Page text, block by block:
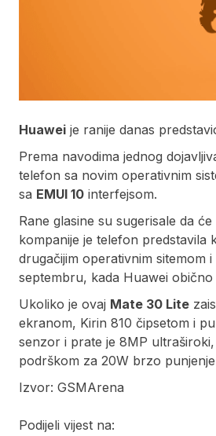
Huawei je ranije danas
Prema navodima jednog
telefon sa novim operativnim
sa EMUI 10 interfejsom.
Rane glasine su sugerisale da
kompanije je telefon predstavila
drugačijim operativnim sitemom
septembru, kada Huawei
Ukoliko je ovaj Mate 30 Lite
ekranom, Kirin 810 čipsetom i
senzor i prate je 8MP
podrškom za 20W brzo
Izvor: GSMArena
Podijeli vijest na: